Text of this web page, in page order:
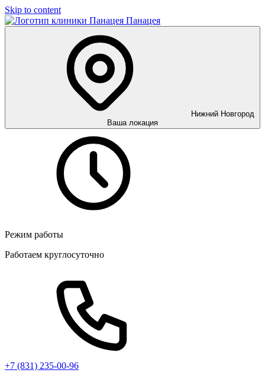
Skip to content
Панацея
Нижний Новгород
Ваша локация
Режим работы
Работаем круглосуточно
+7 (831) 235-00-96